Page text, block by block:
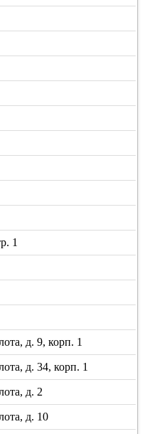
1
д. 9, корп. 1
д. 34, корп. 1
д. 2
д. 10